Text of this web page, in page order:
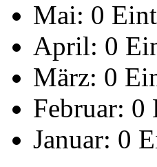
Mai: 0
April: 0
März: 0
Februar: 0
Januar: 0